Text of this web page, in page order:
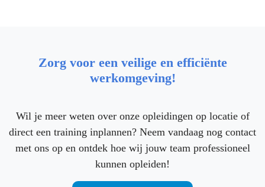
Zorg voor een veilige en efficiënte
werkomgeving!
Wil je meer weten over onze opleidingen op locatie of
direct een training inplannen? Neem vandaag nog contact
met ons op en ontdek hoe wij jouw team professioneel
kunnen opleiden!